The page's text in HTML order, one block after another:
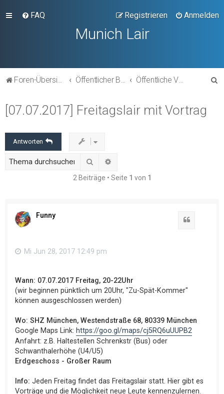
FAQ Anmelden
Registrieren
Munich Lair
Foren-Übersicht Öffentlicher Bereich Öffentliche Veranstaltungen
[07.07.2017] Freitagslair mit Vortrag
Antworten
Suche
2 Beiträge • Seite 1 von 1
Funny
Mi Jun 28, 2017 12:49 pm
Wann: 07.07.2017 Freitag, 20-22Uhr
(wir beginnen pünktlich um 20Uhr, "Zu-Spät-Kommer"
können ausgeschlossen werden)
Wo: SHZ München, Westendstraße 68, 80339 München
Google Maps Link: https://goo.gl/maps/cj5RQ6uUUPB2
Anfahrt: z.B. Haltestellen Schrenkstr (Bus) oder
Schwanthalerhöhe (U4/U5)
Erdgeschoss - Großer Raum
Info: Jeden Freitag findet das Freitagslair statt. Hier gibt es
Vorträge und die Möglichkeit neue Leute kennenzulernen.